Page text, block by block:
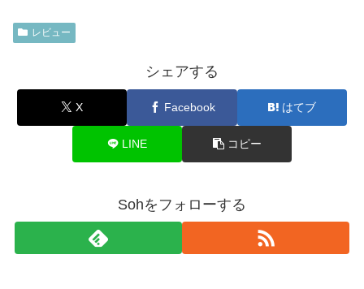
レビュー
シェアする
X Facebook はてブ
LINE コピー
Sohをフォローする